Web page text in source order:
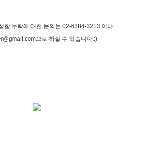
함 누락에 대한 문의는 02-6384-3213 이나
으로 하실 수 있습니다.:)